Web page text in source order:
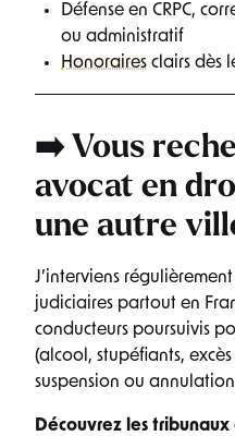
Défense en CRPC,
ou administratif
Honoraires clairs dès
➡️ Vous
avocat en
une autre
J’interviens
judiciaires partout en
conducteurs poursuivis
(alcool, stupéfiants,
suspension ou
Découvrez les